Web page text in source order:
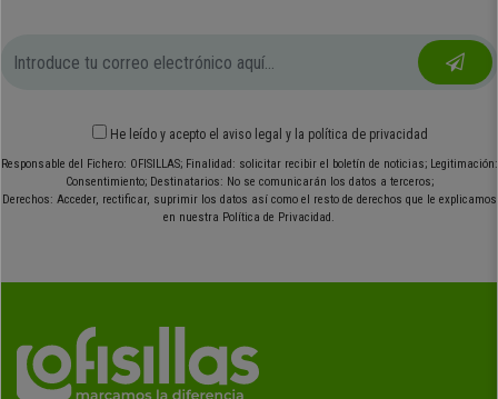
He leído y acepto el aviso legal y la política de privacidad
Responsable del Fichero: OFISILLAS; Finalidad: solicitar recibir el boletín de noticias; Legitimación:
Consentimiento; Destinatarios: No se comunicarán los datos a terceros;
Derechos: Acceder, rectificar, suprimir los datos así como el resto de derechos que le explicamos
en nuestra Política de Privacidad.